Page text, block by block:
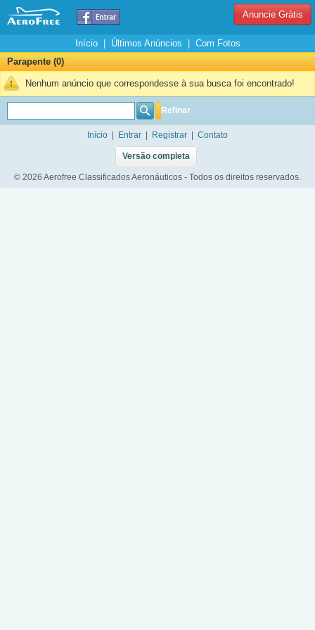
Anuncie Grátis
Início| Últimos Anúncios
Com Fotos
Parapente (0)
Nenhum anúncio que correspondesse à sua busca foi encontrado!
Refinar
Início Entrar Registrar Contato
Versão completa
© 2026 Aerofree Classificados Aeronáuticos - Todos os direitos reservados.